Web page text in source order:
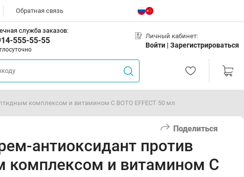
Обратная связь
служба заказов:
555-55-55 Личный кабинет:
Войти | Зарегистрироваться
комплексом и витамином С BOTO EFFECT 50 мл
Поделиться
антиоксидант против
и витамином С